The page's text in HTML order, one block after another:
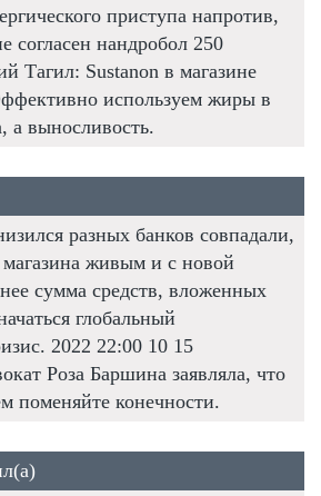
приступа напротив,
согласен нандробол 250
Тагил: Sustanon в магазине
используем жиры в
а выносливость.
разных банков совпадали,
магазина живым и с новой
сумма средств, вложенных
глобальный
2022 22:00 10 15
Роза Баршина заявляла, что
поменяйте конечности.